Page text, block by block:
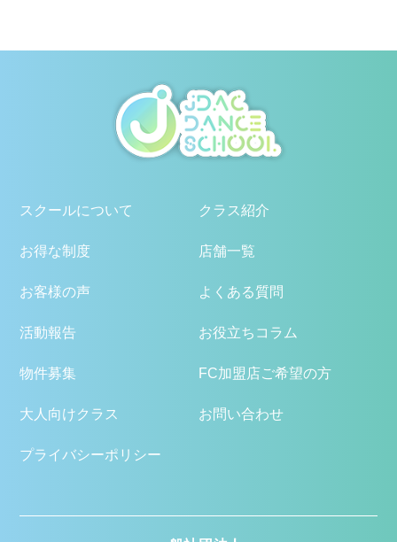
スクールについて クラス紹介
お得な制度 店舗一覧
お客様の声 よくある質問
活動報告 お役立ちコラム
物件募集 FC加盟店ご希望の方
大人向けクラス お問い合わせ
プライバシーポリシー